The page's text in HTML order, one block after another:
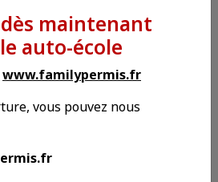
de ville
sur le trafic
Des Motards
dès maintenant
auto-école
www.familypermis.fr
vous pouvez nous